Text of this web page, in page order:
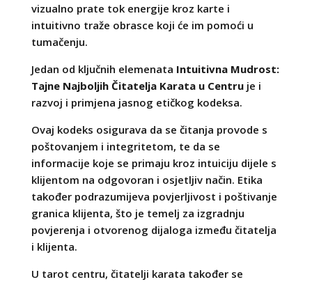
vizualno prate tok energije kroz karte i
intuitivno traže obrasce koji će im pomoći u
tumačenju.
Jedan od ključnih elemenata Intuitivna Mudrost:
Tajne Najboljih Čitatelja Karata u Centruje i
razvoj i primjena jasnog etičkog kodeksa.
Ovaj kodeks osigurava da se čitanja provode s
poštovanjem i integritetom, te da se
informacije koje se primaju kroz intuiciju dijele s
klijentom na odgovoran i osjetljiv način. Etika
također podrazumijeva povjerljivost i poštivanje
granica klijenta, što je temelj za izgradnju
povjerenja i otvorenog dijaloga između čitatelja
i klijenta.
U tarot centru, čitatelji karata također se